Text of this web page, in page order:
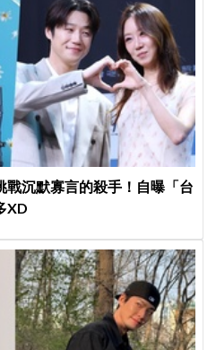
戰沉默寡言的殺手！自曝「台
XD